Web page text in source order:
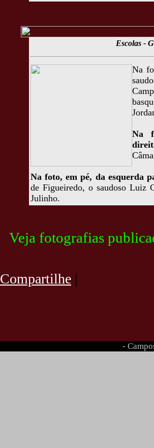
Escolas -
Na
Na
Na foto, em pé, da esquerda
de Figueiredo, o saudoso Luiz
Julinho.
Veja fotografias
Compartilhe |
-